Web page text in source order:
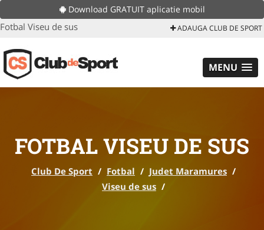
Download GRATUIT aplicatie mobil
Fotbal Viseu de sus ADAUGA CLUB DE SPORT
MENU
FOTBAL VISEU DE SUS
Club De Sport / Fotbal / Judet Maramures /
Viseu de sus /